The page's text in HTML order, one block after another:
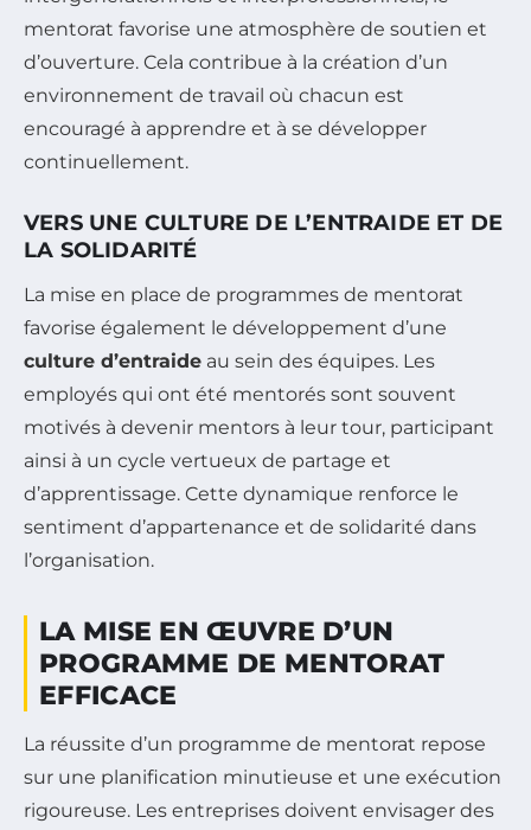
mentorat favorise une atmosphère de soutien et
d’ouverture. Cela contribue à la création d’un
environnement de travail où chacun est
encouragé à apprendre et à se développer
continuellement.
VERS UNE CULTURE DE L’ENTRAIDE ET DE
LA SOLIDARITÉ
La mise en place de programmes de mentorat
favorise également le développement d’une
culture d’entraide au sein des équipes. Les
employés qui ont été mentorés sont souvent
motivés à devenir mentors à leur tour, participant
ainsi à un cycle vertueux de partage et
d’apprentissage. Cette dynamique renforce le
sentiment d’appartenance et de solidarité dans
l’organisation.
LA MISE EN ŒUVRE D’UN
PROGRAMME DE MENTORAT
EFFICACE
La réussite d’un programme de mentorat repose
sur une planification minutieuse et une exécution
rigoureuse. Les entreprises doivent envisager des